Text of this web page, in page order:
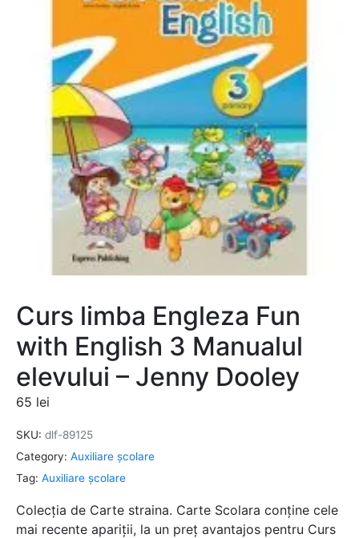
Curs limba Engleza Fun
with English 3 Manualul
elevului – Jenny Dooley
65 lei
SKU: dlf-89125
Category: Auxiliare şcolare
Tag: Auxiliare şcolare
Colecția de Carte straina. Carte Scolara conține cele
mai recente apariții, la un preț avantajos pentru Curs